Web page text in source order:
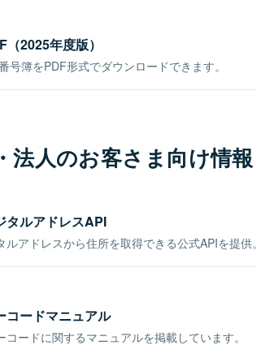
2025年度版）
号簿をPDF形式でダウンロードできます。
法人のお客さま向け情報
タルアドレスAPI
アドレスから住所を取得できる公式APIを提供。
コードマニュアル
ードに関するマニュアルを掲載しています。